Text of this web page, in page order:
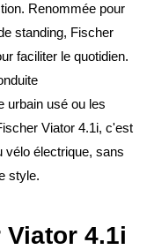
Renommée pour
standing, Fischer
faciliter le quotidien.
urbain usé ou les
Viator 4.1i, c'est
vélo électrique, sans
style.
4.1i